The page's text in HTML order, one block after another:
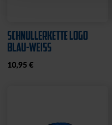
SCHNULLERKETTE LOGO
BLAU-WEISS
10,95 €